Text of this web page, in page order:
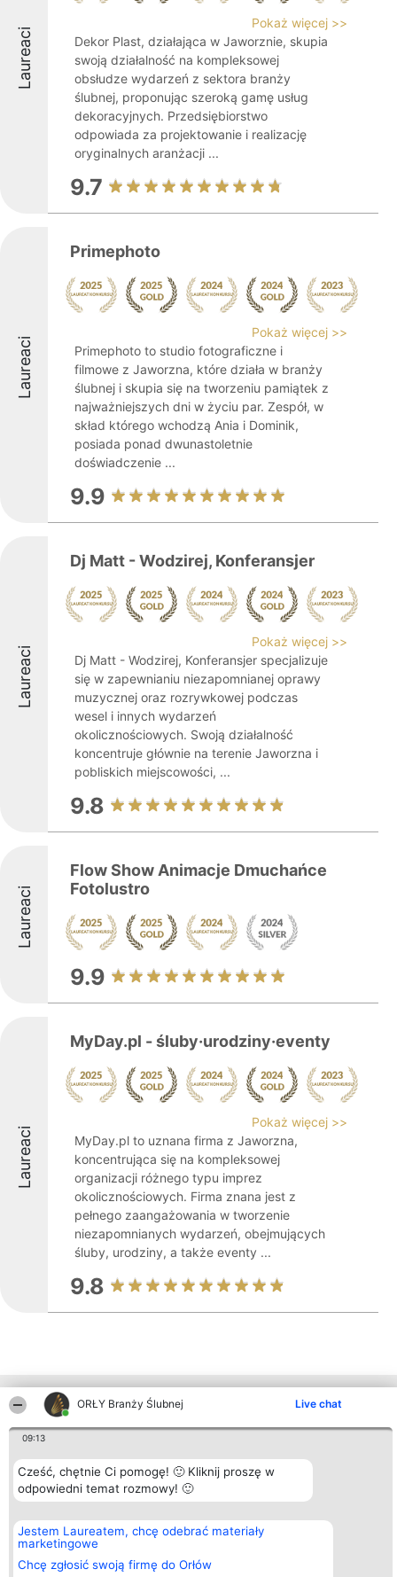
ORŁY Branży Ślubnej Live chat
09:13
Cześć, chętnie Ci pomogę! 🙂 Kliknij proszę w
odpowiedni temat rozmowy! 🙂
Jestem Laureatem, chcę odebrać materiały
marketingowe
Chcę zgłosić swoją firmę do Orłów
Laureaci
Pokaż więcej >>
Dekor Plast, działająca w Jaworznie, skupia
swoją działalność na kompleksowej
obsłudze wydarzeń z sektora branży
ślubnej, proponując szeroką gamę usług
dekoracyjnych. Przedsiębiorstwo
odpowiada za projektowanie i realizację
oryginalnych aranżacji ...
9.7
Laureaci
Primephoto
Pokaż więcej >>
Primephoto to studio fotograficzne i
filmowe z Jaworzna, które działa w branży
ślubnej i skupia się na tworzeniu pamiątek z
najważniejszych dni w życiu par. Zespół, w
skład którego wchodzą Ania i Dominik,
posiada ponad dwunastoletnie
doświadczenie ...
9.9
Laureaci
Dj Matt - Wodzirej, Konferansjer
Pokaż więcej >>
Dj Matt - Wodzirej, Konferansjer specjalizuje
się w zapewnianiu niezapomnianej oprawy
muzycznej oraz rozrywkowej podczas
wesel i innych wydarzeń
okolicznościowych. Swoją działalność
koncentruje głównie na terenie Jaworzna i
pobliskich miejscowości, ...
9.8
Laureaci
Flow Show Animacje Dmuchańce
Fotolustro
9.9
Laureaci
MyDay.pl - śluby·urodziny·eventy
Pokaż więcej >>
MyDay.pl to uznana firma z Jaworzna,
koncentrująca się na kompleksowej
organizacji różnego typu imprez
okolicznościowych. Firma znana jest z
pełnego zaangażowania w tworzenie
niezapomnianych wydarzeń, obejmujących
śluby, urodziny, a także eventy ...
9.8
Inne firmy z województwa
Organizator plebiscytu
Bright Side Solutions sp. z o.
o. sp. k.
ul. Ruska 22
KRS 0000749100 | Regon
381313360 | NIP 8943132676
Plebiscyt
Laureaci
Lista
wszystkich
Zasady
Polityka
Prywatności
Kontakt